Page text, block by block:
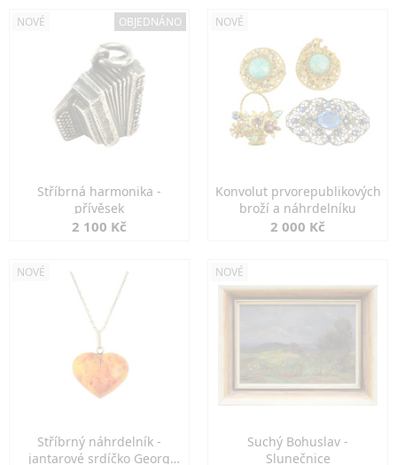
NOVÉ OBJEDNÁNO
Stříbrná harmonika -
přívěsek
2 100 Kč
NOVÉ
Konvolut prvorepublikových
broží a náhrdelníku
2 000 Kč
NOVÉ
Stříbrný náhrdelník -
jantarové srdíčko Georg
NOVÉ
Suchý Bohuslav -
Slunečnice